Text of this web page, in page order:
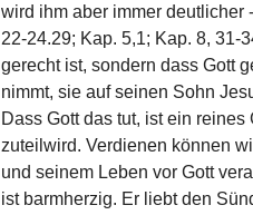
wird ihm aber immer deutlicher
22-24.29; Kap. 5,1; Kap. 8, 31-
gerecht ist, sondern dass Gott
nimmt, sie auf seinen Sohn
Dass Gott das tut, ist ein
zuteilwird. Verdienen können
und seinem Leben vor Gott
ist barmherzig. Er liebt den